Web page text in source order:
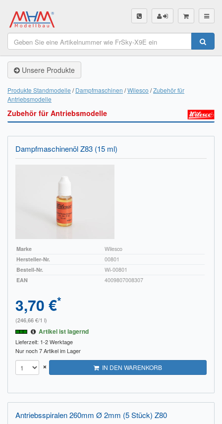
SHOP
Unsere Produkte
Servo Finder
BL-Motor Finder
Schiffsschrauben Finder
Sendungsverfolgung DHL
Sendungsverfolgung DPD
Verfügbarkeitsanzeige
Zahlung und Versand
Widerrufsbelehrung für den Verkauf von Waren / Muster-
Widerrufsformular
Widerrufsbelehrung für digitale Waren / Muster-
Widerrufsformular
AGB und Kundeninformationen
Hinweise zur Batterieentsorgung
Unsere Produkte
Produkte Standmodelle Dampfmaschinen Wilesco Zubehör für
Antriebsmodelle
Zubehör für Antriebsmodelle
Dampfmaschinenöl Z83 (15 ml)
Marke
Wilesco
Hersteller-Nr.
00801
Bestell-Nr.
Wi-00801
EAN
4009807008307
3,70 €*
(246,66 €/1 l)
Artikel ist lagernd
Lieferzeit: 1-2 Werktage
Nur noch 7 Artikel im Lager
× IN DEN WARENKORB
Antriebsspiralen 260mm Ø 2mm (5 Stück) Z80